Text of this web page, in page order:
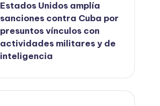
Estados Unidos amplía
sanciones contra Cuba por
presuntos vínculos con
actividades militares y de
inteligencia